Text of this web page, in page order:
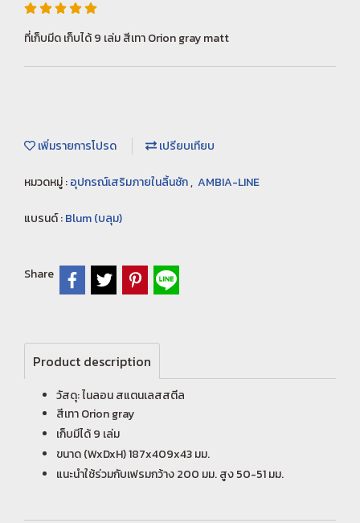
ที่เก็บมีด เก็บได้ 9 เล่ม สีเทา Orion gray matt
เพิ่มรายการโปรด เปรียบเทียบ
หมวดหมู่ :อุปกรณ์เสริมภายในลิ้นชัก, AMBIA-LINE
แบรนด์ :Blum (บลุม)
Share
Product description
วัสดุ: ไนลอน สแตนเลสสตีล
สีเทา Orion gray
เก็บมีได้ 9 เล่ม
ขนาด (WxDxH) 187x409x43 มม.
แนะนำใช้ร่วมกับเฟรมกว้าง 200 มม. สูง 50-51 มม.